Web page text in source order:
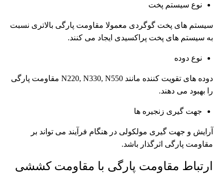
نوع سیستم پخت
سیستم های پخت گوگردی معمولا مقاومت پارگی بالاتری نسبت
به سیستم های پخت پراکسیدی ایجاد می کنند.
نوع دوده
دوده های تقویت کننده مانند N220, N330, N550 مقاومت پارگی
را بهبود می دهند.
جهت گیری زنجیره ها
آرایش و جهت گیری مولکولی در هنگام فرآیند می تواند بر
مقاومت پارگی اثرگذار باشد.
ارتباط مقاومت پارگی با مقاومت کششی